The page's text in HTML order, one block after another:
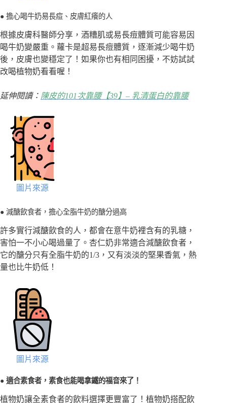
● 擔心喝牛奶易長痘、皮膚紅癢的人
根據皮膚科醫師分享，酒糟肌或易長痘體質可能容易因
喝牛奶變嚴重。蘿卡是超易長痘體質，逐漸減少喝牛奶
後，皮膚也變穩定了！如果你也有相同困擾，不妨試試
改喝植物奶看看喔！
延伸閱讀： 陳皮的101次靠腰【39】– 乳清蛋白的靠腰
圖片來源
● 減醣飲食者，擔心全脂牛奶的醣分過高
許多實行減醣飲食的人，都會在意牛奶裡含有的乳糖，
害怕一不小心喝過量了。杏仁奶非常適合減醣飲食者，
它的醣分只有全脂牛奶的1/3，又有淡淡的堅果香氣，熱
量也比牛奶低！
圖片來源
● 適合素食者，素食也能喝拿鐵的福音來了！
植物奶讓全素食者的飲料選擇更豐富了！植物奶搭配飲